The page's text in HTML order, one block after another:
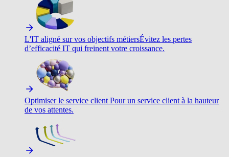
L'IT aligné sur vos objectifs métiersÉvitez les pertes
d’efficacité IT qui freinent votre croissance.
Optimiser le service client Pour un service client à la hauteur
de vos attentes.